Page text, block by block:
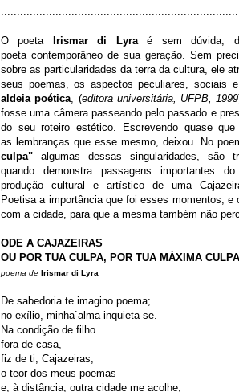
O poeta Irismar di Lyraé sem dúvida,
poeta contemporâneode sua geração. Sem
sobre as particularidades da terra da cultura, ele
seus poemas, os aspectos peculiares, sociais
aldeia poética , (editora universitária, UFPB, 1999
fosse uma câmera passeando pelo passado e
do seu roteiro estético. Escrevendo quase
as lembranças que esse mesmo, deixou. No
culpa" algumas dessas singularidades, são
quando demonstra passagens importantes
produção cultural e artístico de uma
Poetisa a importância que foi esses momentos,
com a cidade, para que a mesma também não
ODE A CAJAZEIRAS
OU POR TUA CULPA, POR TUA MÁXIMA CULPA
poema de Irismar di Lyra
De sabedoria te imagino poema;
no exílio, minha`alma inquieta-se.
Na condição de filho
fora de casa,
fiz de ti, Cajazeiras,
o teor dos meus poemas
e, à distância, outra cidade me acolhe,